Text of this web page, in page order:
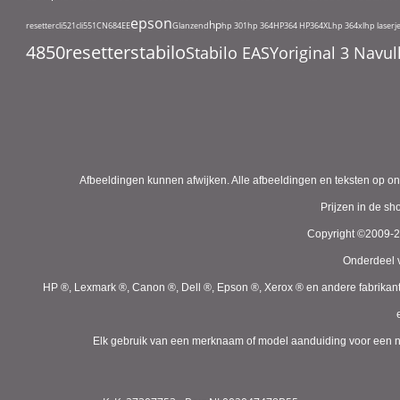
resettercli521cli551CN684EEepsonGlanzendhphp 301hp 364HP364 HP364XLhp 364xlhp
4850resetterstabiloStabilo EASYoriginal 3
Afbeeldingen kunnen afwijken. Alle afbeeldingen en teksten op
Prijzen in de
Copyright ©2009-
Onderdeel
HP ®, Lexmark ®, Canon ®, Dell ®, Epson ®, Xerox ® en andere
Elk gebruik van een merknaam of model aanduiding voor